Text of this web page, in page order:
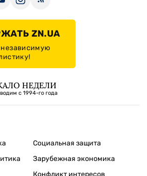
ZN.UA
НЕДЕЛИ
с 1994-го года
Социальная защита
Зарубежная экономика
Конфликт интересов